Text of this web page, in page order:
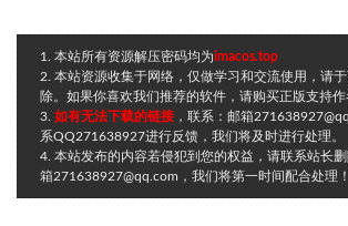
1. 本站所有资源解压密码均为imacos.top
2. 本站资源收集于网络，仅做学习和交流使用，请
除。如果你喜欢我们推荐的软件，请购买正版支持作
3. 如有无法下载的链接 ，联系：邮箱
系QQ271638927进行反馈，我们将及时进行处理。
4. 本站发布的内容若侵犯到您的权益，请联系站长
箱271638927@qq.com，我们将第一时间配合处理！